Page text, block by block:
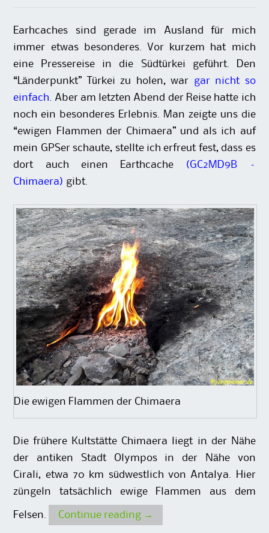
Earhcaches sind gerade im Ausland für mich
immer etwas besonderes. Vor kurzem hat mich
eine Pressereise in die Südtürkei geführt. Den
“Länderpunkt” Türkei zu holen, war gar nicht so
einfach . Aber am letzten Abend der Reise hatte ich
noch ein besonderes Erlebnis. Man zeigte uns die
“ewigen Flammen der Chimaera” und als ich auf
mein GPSer schaute, stellte ich erfreut fest, dass es
dort auch einen Earthcache
(GC2MD9B –
Chimaera) gibt.
Die ewigen Flammen der Chimaera
Die frühere Kultstätte Chimaera liegt in der Nähe
der antiken Stadt Olympos in der Nähe von
Cirali, etwa 70 km südwestlich von Antalya. Hier
züngeln tatsächlich ewige Flammen aus dem
Felsen. Continue reading →